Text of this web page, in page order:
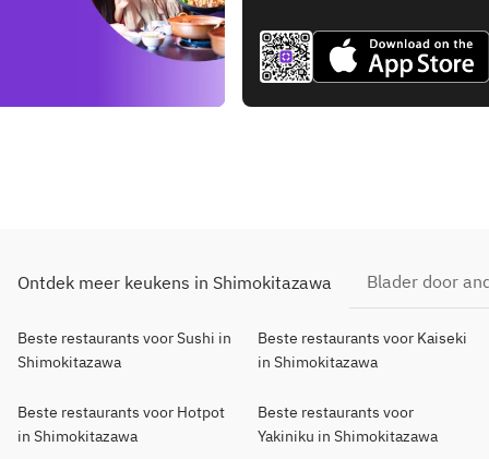
Ontdek meer keukens in Shimokitazawa Blader door
Beste restaurants voor Sushi in
Shimokitazawa
Beste restaurants voor Kaiseki
in Shimokitazawa
Beste restaurants voor Hotpot
in Shimokitazawa
Beste restaurants voor
Yakiniku in Shimokitazawa